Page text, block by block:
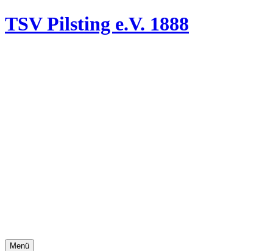
TSV Pilsting e.V. 1888
Menü